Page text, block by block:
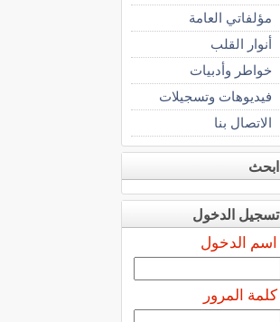
مؤلفاتي العامة
أنوار القلب
خواطر وأدبيات
فيديوهات وتسجيلات
الاتصال بنا
ابحث
تسجيل الدخول
اسم الدخول
كلمة المرور